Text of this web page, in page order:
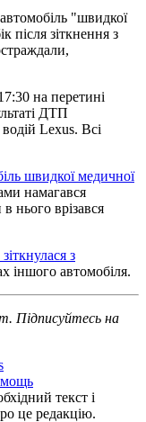
"швидкої
після зіткнення з
на перетині
ДТП
Lexus. Всі
швидкої медичної
намагався
нього врізався
з
іншого автомобіля.
Підписуйтесь на
текст і
це редакцію.